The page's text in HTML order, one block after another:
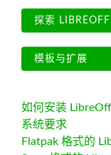
探索
模板与扩展
如何安装
系统要求
Flatpak 格式的